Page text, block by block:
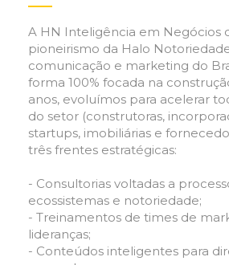
A HN Inteligência em Negócios
pioneirismo da Halo
comunicação e marketing do
forma 100% focada na
anos, evoluímos para acelerar
do setor (construtoras,
startups, imobiliárias e
três frentes estratégicas:
- Consultorias voltadas a
ecossistemas e notoriedade;
- Treinamentos de times de
lideranças;
- Conteúdos inteligentes para